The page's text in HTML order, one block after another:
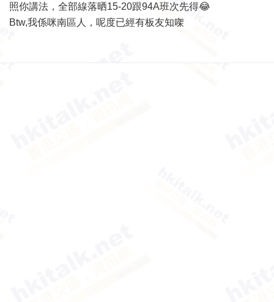
照你講法，全部線落晒15-20跟94A班次先得😂
Btw,我係咪南區人，呢度已經有板友知㗎